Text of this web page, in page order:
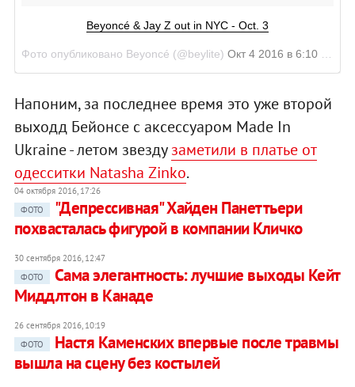
Beyoncé & Jay Z out in NYC - Oct. 3
Фото опубликовано Beyoncé (@beylite) Окт 4 2016 в 6:10 PDT
Напоним, за последнее время это уже второй
выходд Бейонсе с аксессуаром Made In
Ukraine - летом звездузаметили в платье от
одесситки Natasha Zinko.
04 октября 2016, 17:26
ФОТО
"Депрессивная" Хайден Панеттьери
похвасталась фигурой в компании Кличко
30 сентября 2016, 12:47
ФОТО
Сама элегантность: лучшие выходы Кейт
Миддлтон в Канаде
26 сентября 2016, 10:19
ФОТО
Настя Каменских впервые после травмы
вышла на сцену без костылей